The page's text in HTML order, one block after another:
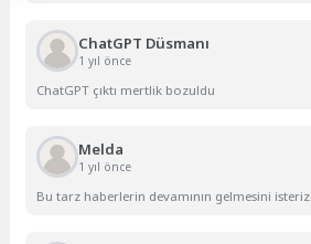
ChatGPT Düsmanı
1 yıl önce
ChatGPT çıktı mertlik bozuldu
Melda
1 yıl önce
Bu tarz haberlerin devamının gelmesini isteriz